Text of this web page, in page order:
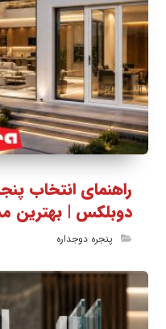
راهنمای انتخاب
دوبلکس | بهترین
پنجره دوجداره